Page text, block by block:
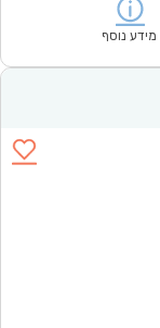
מידע נוסף